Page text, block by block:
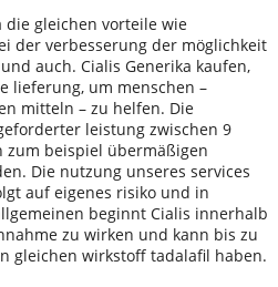
gleichen vorteile wie
der verbesserung der möglichkeit
auch. Cialis Generika kaufen,
lieferung, um menschen –
mitteln – zu helfen. Die
leistung zwischen 9
zum beispiel übermäßigen
Die nutzung unseres services
auf eigenes risiko und in
beginnt Cialis innerhalb
zu wirken und kann bis zu
gleichen wirkstoff tadalafil haben.